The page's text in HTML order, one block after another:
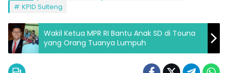
KPID Sulteng
Wakil Ketua MPR RI Bantu Anak SD di Touna
yang Orang Tuanya Lumpuh